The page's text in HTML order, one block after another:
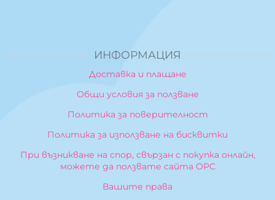
ИНФОРМАЦИЯ
Доставка и плащане
Общи условия за ползване
Политика за поверителност
Политика за използване на бисквитки
При възникване на спор, свързан с покупка онлайн,
можете да ползвате сайта ОРС
Вашите права